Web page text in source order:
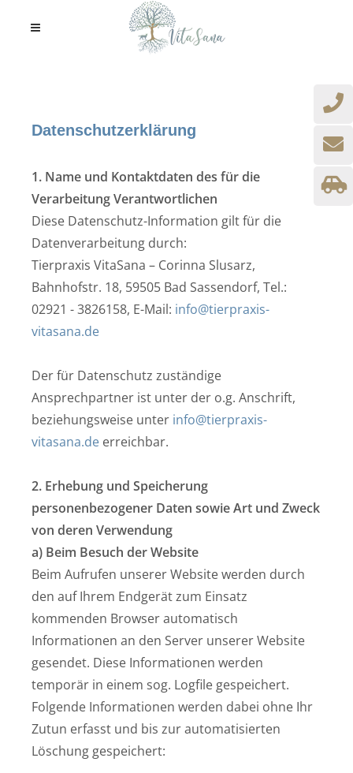
Datenschutzerklärung
1. Name und Kontaktdaten des für die
Verarbeitung Verantwortlichen
Diese Datenschutz-Information gilt für die
Datenverarbeitung durch:
Tierpraxis VitaSana – Corinna Slusarz,
Bahnhofstr. 18, 59505 Bad Sassendorf, Tel.:
02921 - 3826158, E-Mail: info@tierpraxis-
vitasana.de
Der für Datenschutz zuständige
Ansprechpartner ist unter der o.g. Anschrift,
beziehungsweise unter info@tierpraxis-
vitasana.de erreichbar.
2. Erhebung und Speicherung
personenbezogener Daten sowie Art und Zweck
von deren Verwendung
a) Beim Besuch der Website
Beim Aufrufen unserer Website werden durch
den auf Ihrem Endgerät zum Einsatz
kommenden Browser automatisch
Informationen an den Server unserer Website
gesendet. Diese Informationen werden
temporär in einem sog. Logfile gespeichert.
Folgende Informationen werden dabei ohne Ihr
Zutun erfasst und bis zur automatisierten
Löschung gespeichert: